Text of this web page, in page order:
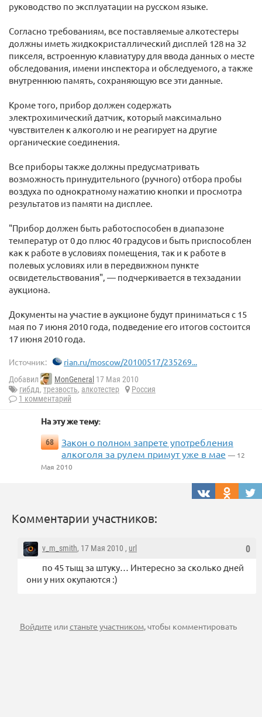
руководство по эксплуатации на русском языке.
Согласно требованиям, все поставляемые алкотестеры
должны иметь жидкокристаллический дисплей 128 на 32
пикселя, встроенную клавиатуру для ввода данных о месте
обследования, имени инспектора и обследуемого, а также
внутреннюю память, сохраняющую все эти данные.
Кроме того, прибор должен содержать
электрохимический датчик, который максимально
чувствителен к алкоголю и не реагирует на другие
органические соединения.
Все приборы также должны предусматривать
возможность принудительного (ручного) отбора пробы
воздуха по однократному нажатию кнопки и просмотра
результатов из памяти на дисплее.
"Прибор должен быть работоспособен в диапазоне
температур от 0 до плюс 40 градусов и быть приспособлен
как к работе в условиях помещения, так и к работе в
полевых условиях или в передвижном пункте
освидетельствования", — подчеркивается в техзадании
аукциона.
Документы на участие в аукционе будут приниматься с 15
мая по 7 июня 2010 года, подведение его итогов состоится
17 июня 2010 года.
Источник: rian.ru/moscow/20100517/235269...
Добавил MonGeneral 17 Мая 2010
гибдд, трезвость, алкотестер
Россия
1 комментарий
На эту же тему:
68
Закон о полном запрете употребления
алкоголя за рулем примут уже в мае — 12
Мая 2010
Комментарии участников:
0
v_m_smith, 17 Мая 2010 , url
по 45 тыщ за штуку… Интересно за сколько дней
они у них окупаются :)
Войдите илистаньте участником, чтобы комментировать